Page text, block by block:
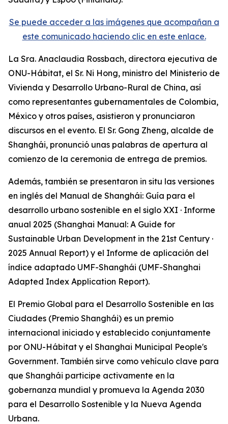
Se puede acceder a las imágenes que acompañan a
este comunicado haciendo clic en este enlace.
La Sra. Anaclaudia Rossbach, directora ejecutiva de
ONU-Hábitat, el Sr. Ni Hong, ministro del Ministerio de
Vivienda y Desarrollo Urbano-Rural de China, así
como representantes gubernamentales de Colombia,
México y otros países, asistieron y pronunciaron
discursos en el evento. El Sr. Gong Zheng, alcalde de
Shanghái, pronunció unas palabras de apertura al
comienzo de la ceremonia de entrega de premios.
Además, también se presentaron in situ las versiones
en inglés del Manual de Shanghái: Guía para el
desarrollo urbano sostenible en el siglo XXI · Informe
anual 2025 (Shanghai Manual: A Guide for
Sustainable Urban Development in the 21st Century ·
2025 Annual Report) y el Informe de aplicación del
índice adaptado UMF-Shanghái (UMF-Shanghai
Adapted Index Application Report).
El Premio Global para el Desarrollo Sostenible en las
Ciudades (Premio Shanghái) es un premio
internacional iniciado y establecido conjuntamente
por ONU-Hábitat y el Shanghai Municipal People's
Government. También sirve como vehículo clave para
que Shanghái participe activamente en la
gobernanza mundial y promueva la Agenda 2030
para el Desarrollo Sostenible y la Nueva Agenda
Urbana.